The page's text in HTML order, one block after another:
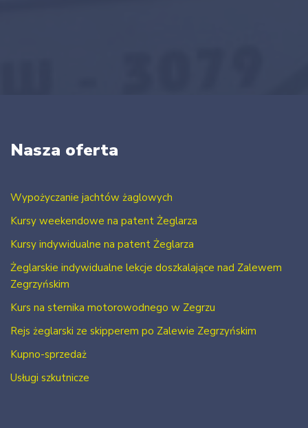
Nasza oferta
Wypożyczanie jachtów żaglowych
Kursy weekendowe na patent Żeglarza
Kursy indywidualne na patent Żeglarza
Żeglarskie indywidualne lekcje doszkalające nad Zalewem
Zegrzyńskim
Kurs na sternika motorowodnego w Zegrzu
Rejs żeglarski ze skipperem po Zalewie Zegrzyńskim
Kupno-sprzedaż
Usługi szkutnicze